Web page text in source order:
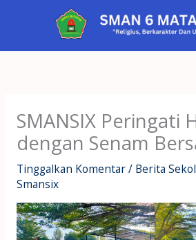
SMANSIX Peringati
dengan Senam
Tinggalkan Komentar/ Berita
Smansix